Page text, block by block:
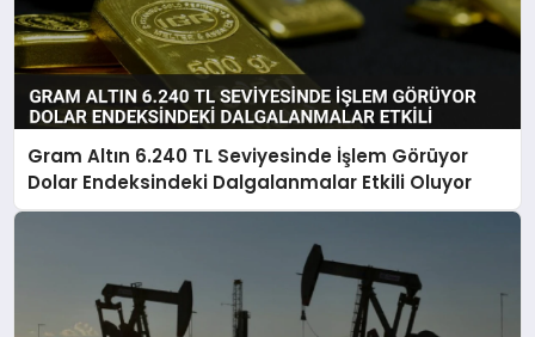
Gram Altın 6.240 TL Seviyesinde İşlem Görüyor
Dolar Endeksindeki Dalgalanmalar Etkili Oluyor